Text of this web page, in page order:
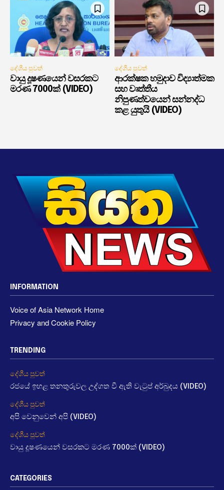
දේශීය පුවත්
වායු දූෂණයෙන් වසරකට
මරණ 7000ක් (VIDEO)
දේශීය පුවත්
ආරක්ෂක හමුදාව විද්‍යාත්මක
සහ වෘත්තීය
නිපුණත්වයෙන් සන්නද්ධ
කළ යුතුයි (VIDEO)
INFORMATION
Voice of Asia Network Home
Privacy and Cookie Policy
TRENDING
දේශීය පුවත්
රජයේ ඉහළ තනතුරුවල උද්ගත වී ඇති වැටුප් අර්බුදය (VIDEO)
දේශීය පුවත්
අපි වෙනුවෙන් අපි (VIDEO)
දේශීය පුවත්
වායු දූෂණයෙන් වසරකට මරණ 7000ක් (VIDEO)
CATEGORIES